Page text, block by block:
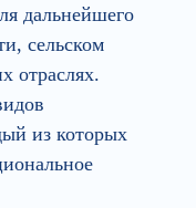
дальнейшего
сельском
отраслях.
из которых